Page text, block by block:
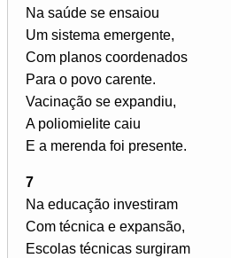
Na saúde se ensaiou
Um sistema emergente,
Com planos coordenados
Para o povo carente.
Vacinação se expandiu,
A poliomielite caiu
E a merenda foi presente.
7
Na educação investiram
Com técnica e expansão,
Escolas técnicas surgiram